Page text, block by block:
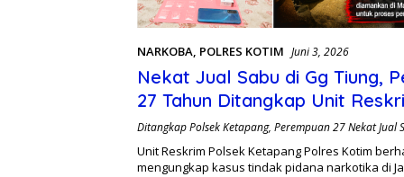
NARKOBA, POLRES KOTIM Juni 3, 2026
Nekat Jual Sabu di Gg Tiung,
27 Tahun Ditangkap Unit
Ketapang
Ditangkap Polsek Ketapang, Perempuan 27 Nekat Jual
Unit Reskrim Polsek Ketapang Polres Kotim
mengungkap kasus tindak pidana narkotika di